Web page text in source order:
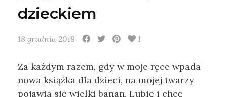
dzieckiem
18 grudnia 2019 1
Za każdym razem, gdy w moje ręce wpada
nowa książka dla dzieci, na mojej twarzy
pojawia się wielki banan. Lubię i chcę